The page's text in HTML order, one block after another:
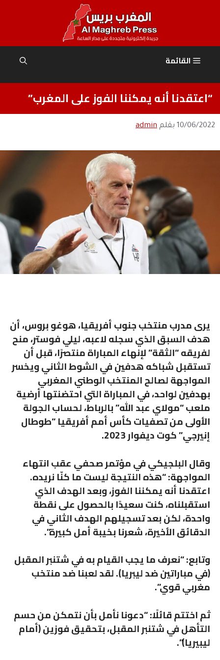
القائمة
“اعتقدنا أنه يمكننا الفوز على المغرب”
10/06/2022 بقلم admin
يرى مدرب منتخب جنوب أفريقيا، هوغو بروس، أن
هدف السبق الذي سجله لاعبه، ليلي فوستر، منح
لفريقه“الثقة”لإنهاء المباراة منتصرًا، قبل أن
تستقبل شباكه هدفين في الشوط الثاني ويخسر
المواجهة لصالح المنتخب الوطني المغربي
بهدفين لواحد، في المباراة التي احتضنتها أرضية
ملعب “مولاي عبد الله” بالرباط، لحساب الجولة
الأولى من تصفيات كأس أمم أفريقيا “طوطال
إنيرجي” كوت ديفوار 2023.
وقال البلجيكي في مؤتمر صحفي عقب انتهاء
المواجهة:“هذه النتيجة ليست ما كنّا نريده.
اعتقدنا أنه يمكننا الفوز، وبعد الهدف الذي
استقبلناه، كنت سعيدًا بالحصول على نقطة
واحدة، لكن بعد تسجيلهم الهدف الثاني في
الدقائق الأخيرة، شعرنا بخيبة أمل كبيرة”.
وتابع:“نعرف ما يجب القيام به في شتنبر المقبل
(في مباراتين ضد ليبريا). لقد لعبنا ضد منتخب
مغربي قوي”.
ثم اختتم قائلًا:“دعونا نأمل بأن نتمكن من حسم
التأهل في شتنبر المقبل، بتحقيق فوزين (أمام
ليبيريا)”.